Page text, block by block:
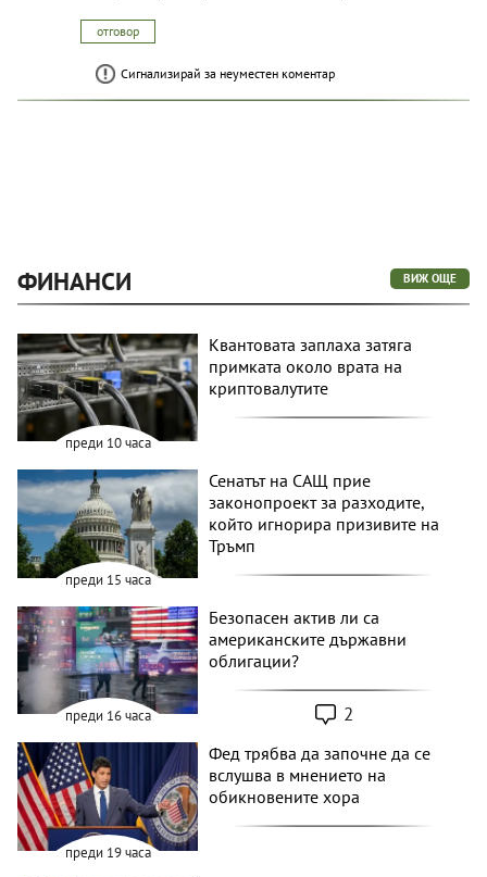
отговор
Сигнализирай за неуместен коментар
ФИНАНСИ ВИЖ ОЩЕ
преди 10 часа
Квантовата заплаха затяга
примката около врата на
криптовалутите
преди 15 часа
Сенатът на САЩ прие
законопроект за разходите,
който игнорира призивите на
Тръмп
преди 16 часа
Безопасен актив ли са
американските държавни
облигации?
2
преди 19 часа
Фед трябва да започне да се
вслушва в мнението на
обикновените хора